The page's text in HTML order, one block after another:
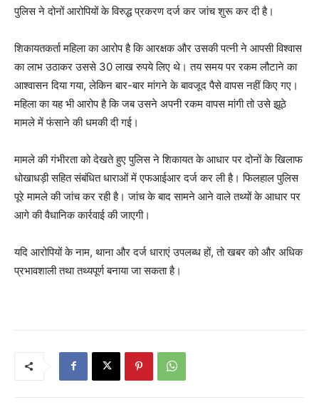
पुलिस ने दोनों आरोपियों के विरुद्ध प्रकरण दर्ज कर जांच शुरू कर दी है।
शिकायतकर्ता महिला का आरोप है कि आरक्षक और उसकी पत्नी ने आपसी विश्वास
का लाभ उठाकर उससे 30 लाख रुपये लिए थे। तय समय पर रकम लौटाने का
आश्वासन दिया गया, लेकिन बार-बार मांगने के बावजूद पैसे वापस नहीं किए गए।
महिला का यह भी आरोप है कि जब उसने अपनी रकम वापस मांगी तो उसे झूठे
मामले में फंसाने की धमकी दी गई।
मामले की गंभीरता को देखते हुए पुलिस ने शिकायत के आधार पर दोनों के खिलाफ
धोखाधड़ी सहित संबंधित धाराओं में एफआईआर दर्ज कर ली है। फिलहाल पुलिस
पूरे मामले की जांच कर रही है। जांच के बाद सामने आने वाले तथ्यों के आधार पर
आगे की वैधानिक कार्रवाई की जाएगी।
यदि आरोपियों के नाम, थाना और दर्ज धाराएं उपलब्ध हों, तो खबर को और अधिक
प्रभावशाली तथा तथ्यपूर्ण बनाया जा सकता है।